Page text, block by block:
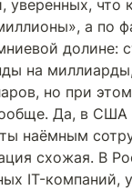
уверенных, что
а по
долине:
на
но при
Да, в США
наёмным
схожая. В
IT-компаний,